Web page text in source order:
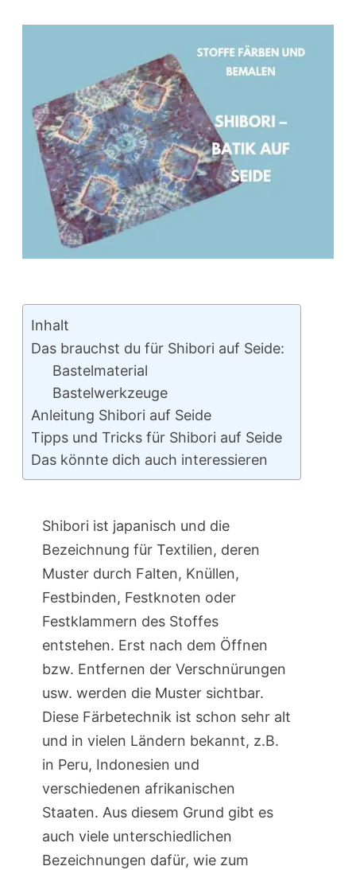
Inhalt
Das brauchst du für Shibori auf Seide:
Bastelmaterial
Bastelwerkzeuge
Anleitung Shibori auf Seide
Tipps und Tricks für Shibori auf Seide
Das könnte dich auch interessieren
Shibori ist japanisch und die
Bezeichnung für Textilien, deren
Muster durch Falten, Knüllen,
Festbinden, Festknoten oder
Festklammern des Stoffes
entstehen. Erst nach dem Öffnen
bzw. Entfernen der Verschnürungen
usw. werden die Muster sichtbar.
Diese Färbetechnik ist schon sehr alt
und in vielen Ländern bekannt, z.B.
in Peru, Indonesien und
verschiedenen afrikanischen
Staaten. Aus diesem Grund gibt es
auch viele unterschiedlichen
Bezeichnungen dafür, wie zum